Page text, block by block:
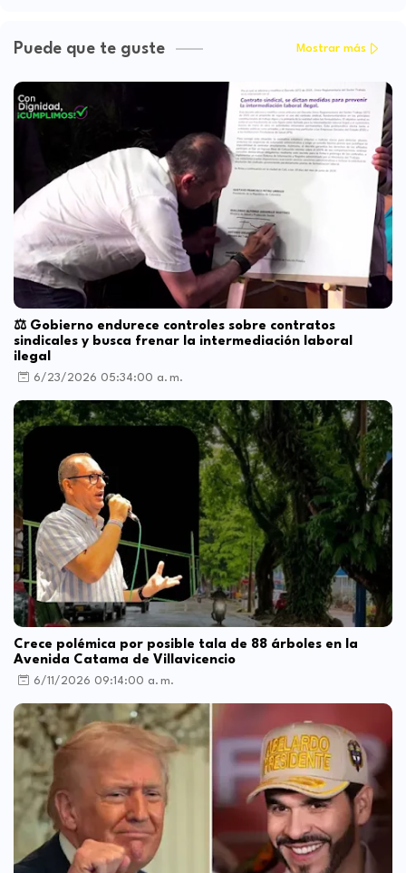
Puede que te guste Mostrar más
⚖️ Gobierno endurece controles sobre contratos
sindicales y busca frenar la intermediación laboral
ilegal
6/23/2026 05:34:00 a. m.
Crece polémica por posible tala de 88 árboles en la
Avenida Catama de Villavicencio
6/11/2026 09:14:00 a. m.